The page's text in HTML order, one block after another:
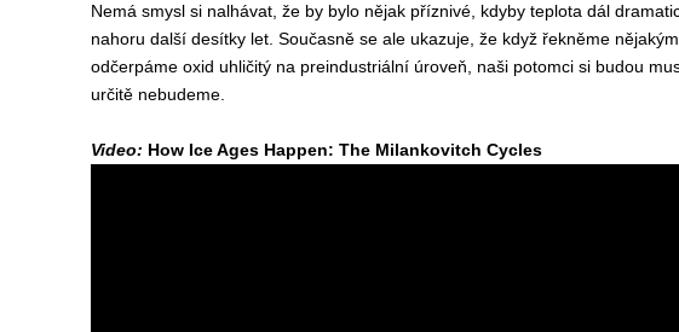
Nemá smysl si nalhávat, že by bylo nějak příznivé, kdyby teplota dál
nahoru další desítky let. Současně se ale ukazuje, že když řekněme
odčerpáme oxid uhličitý na preindustriální úroveň, naši potomci si budou
určitě nebudeme.
Video: How Ice Ages Happen: The Milankovitch Cycles